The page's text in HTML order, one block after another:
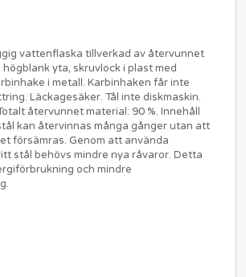
vattenflaska tillverkad av återvunnet
yta, skruvlock i plast med
i metall. Karbinhaken får inte
Läckagesäker. Tål inte diskmaskin.
återvunnet material: 90 %. Innehåll
kan återvinnas många gånger utan att
försämras. Genom att använda
stål behövs mindre nya råvaror. Detta
och mindre